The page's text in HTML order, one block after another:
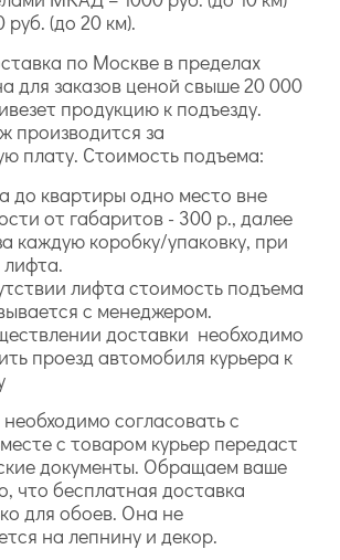
животных и растений –
детей и взрослых;
покрытиями для легкой уборки –
и кабинетов.
Textures Texture Gallery
Fusion French
руб. (до 20 км).
по Москве в пределах
для заказов ценой свыше 20 000
продукцию к подъезду.
производится за
плату. Стоимость подъема:
до квартиры одно место вне
от габаритов - 300 р., далее
каждую коробку/упаковку, при
лифта стоимость подъема
с менеджером.
доставки необходимо
проезд автомобиля курьера к
согласовать с
с товаром курьер передаст
документы. Обращаем ваше
что бесплатная доставка
для обоев. Она не
на лепнину и декор.